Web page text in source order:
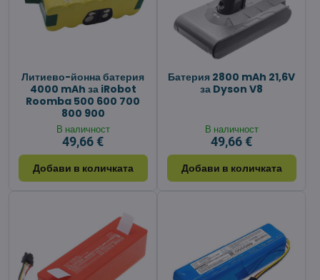
Литиево-йонна батерия
4000 mAh за iRobot
Roomba 500 600 700
800 900
В наличност
49,66 €
Добави в количката
Батерия 2800 mAh 21,6V
за Dyson V8
В наличност
49,66 €
Добави в количката